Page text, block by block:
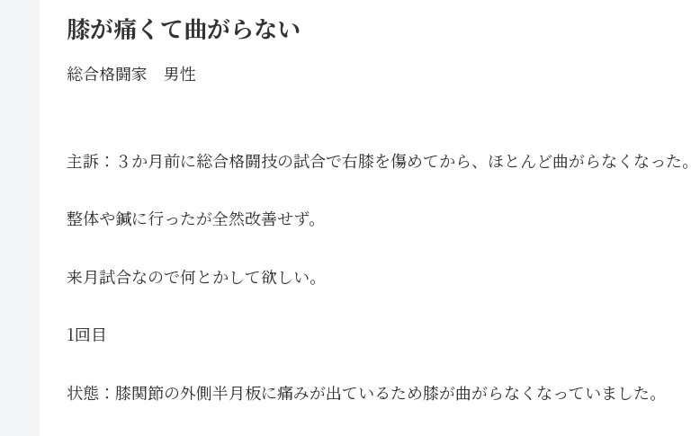
膝が痛くて曲がらない
総合格闘家 男性
主訴：３か月前に総合格闘技の試合で右膝を傷めてから、ほとんど曲がらなくなった。
整体や鍼に行ったが全然改善せず。
来月試合なので何とかして欲しい。
1回目
状態：膝関節の外側半月板に痛みが出ているため膝が曲がらなくなっていました。